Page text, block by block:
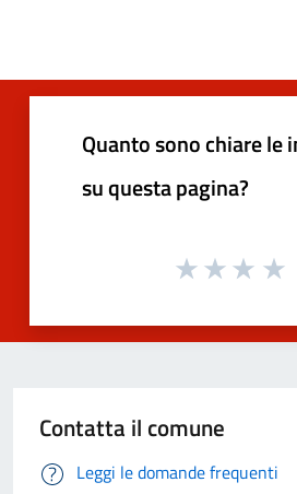
Quanto sono chiare le
su questa pagina?
Contatta il comune
Leggi le domande frequenti